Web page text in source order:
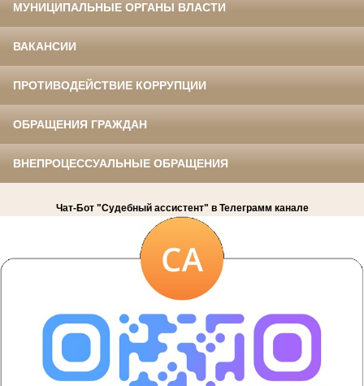
МУНИЦИПАЛЬНЫЕ ОРГАНЫ ВЛАСТИ
ВАКАНСИИ
ПРОТИВОДЕЙСТВИЕ КОРРУПЦИИ
ОБРАЩЕНИЯ ГРАЖДАН
ВНЕПРОЦЕССУАЛЬНЫЕ ОБРАЩЕНИЯ
Чат-Бот "Судебный ассистент" в Телеграмм канале